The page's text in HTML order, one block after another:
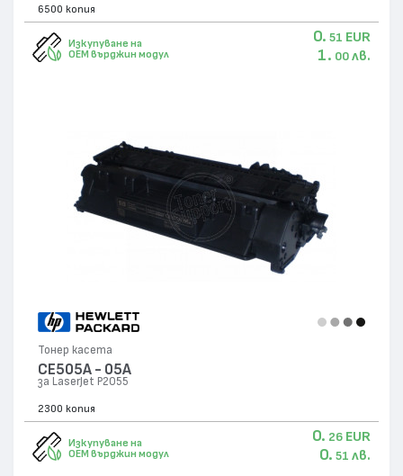
6500 копия
Изкупуване на
OEM върджин модул
0. 51 EUR
1. 00 лв.
Тонер касета
CE505A - 05A
за LaserJet P2055
2300 копия
Изкупуване на
OEM върджин модул
0. 26 EUR
0. 51 лв.